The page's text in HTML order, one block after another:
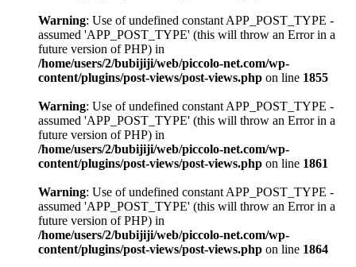
Warning: Use of undefined constant APP_POST_TYPE -
assumed 'APP_POST_TYPE' (this will throw an Error in a
future version of PHP) in
/home/users/2/bubijiji/web/piccolo-net.com/wp-
content/plugins/post-views/post-views.php on line 1855
Warning: Use of undefined constant APP_POST_TYPE -
assumed 'APP_POST_TYPE' (this will throw an Error in a
future version of PHP) in
/home/users/2/bubijiji/web/piccolo-net.com/wp-
content/plugins/post-views/post-views.php on line 1861
Warning: Use of undefined constant APP_POST_TYPE -
assumed 'APP_POST_TYPE' (this will throw an Error in a
future version of PHP) in
/home/users/2/bubijiji/web/piccolo-net.com/wp-
content/plugins/post-views/post-views.php on line 1864